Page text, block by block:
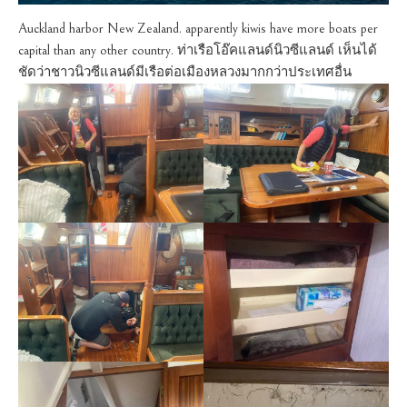
Auckland harbor New Zealand. apparently kiwis have more boats per
capital than any other country. ท่าเรือโอ๊คแลนด์นิวซีแลนด์ เห็นได้
ชัดว่าชาวนิวซีแลนด์มีเรือต่อเมืองหลวงมากกว่าประเทศอื่น